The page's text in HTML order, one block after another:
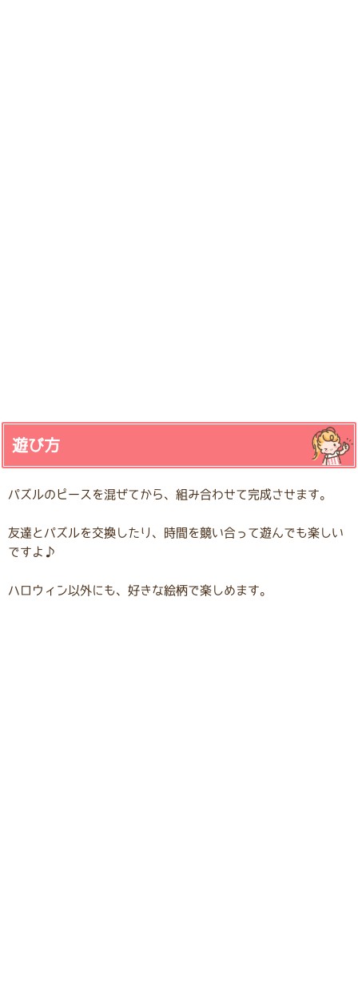
遊び方
パズルのピースを混ぜてから、組み合わせて完成させます。
友達とパズルを交換したり、時間を競い合って遊んでも楽しい
ですよ♪
ハロウィン以外にも、好きな絵柄で楽しめます。